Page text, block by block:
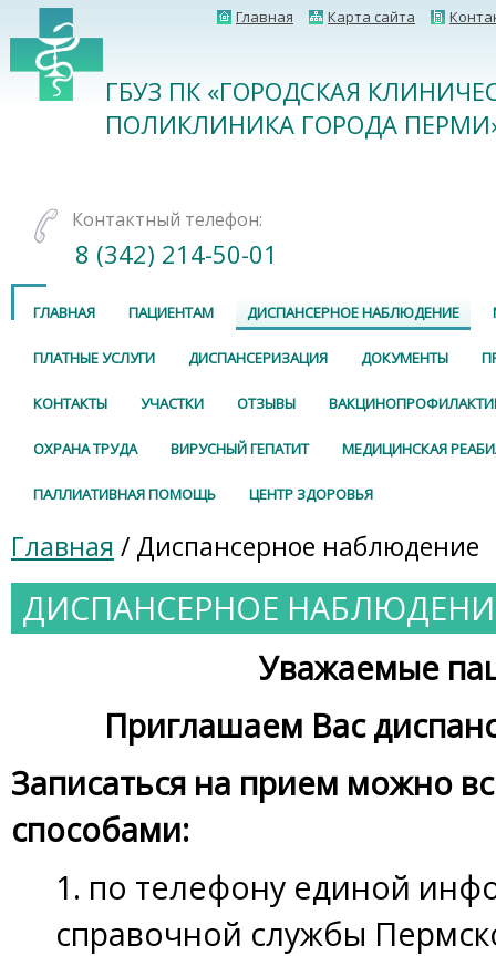
Главная Карта сайта
ГБУЗ ПК «ГОРОДСКАЯ
ПОЛИКЛИНИКА ГОРОДА
Контактный телефон:
8 (342) 214-50-01
ГЛАВНАЯ ПАЦИЕНТАМ ДИСПАНСЕРНОЕ НАБЛЮДЕНИЕ
ПЛАТНЫЕ УСЛУГИ ДИСПАНСЕРИЗАЦИЯ ДОКУМЕНТЫ
КОНТАКТЫ УЧАСТКИ ОТЗЫВЫ
ОХРАНА ТРУДА ВИРУСНЫЙ ГЕПАТИТ МЕДИЦИНСКАЯ
ПАЛЛИАТИВНАЯ ПОМОЩЬ ЦЕНТР ЗДОРОВЬЯ
Главная / Диспансерное наблюдение
ДИСПАНСЕРНОЕ
Уважаемые
Приглашаем Вас
Записаться на прием можно
способами:
1. по телефону единой
справочной службы